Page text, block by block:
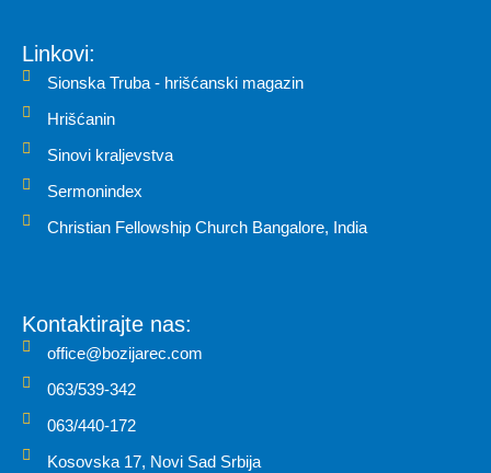
Linkovi:
Sionska Truba - hrišćanski magazin
Hrišćanin
Sinovi kraljevstva
Sermonindex
Christian Fellowship Church Bangalore, India
Kontaktirajte nas:
office@bozijarec.com
063/539-342
063/440-172
Kosovska 17, Novi Sad Srbija